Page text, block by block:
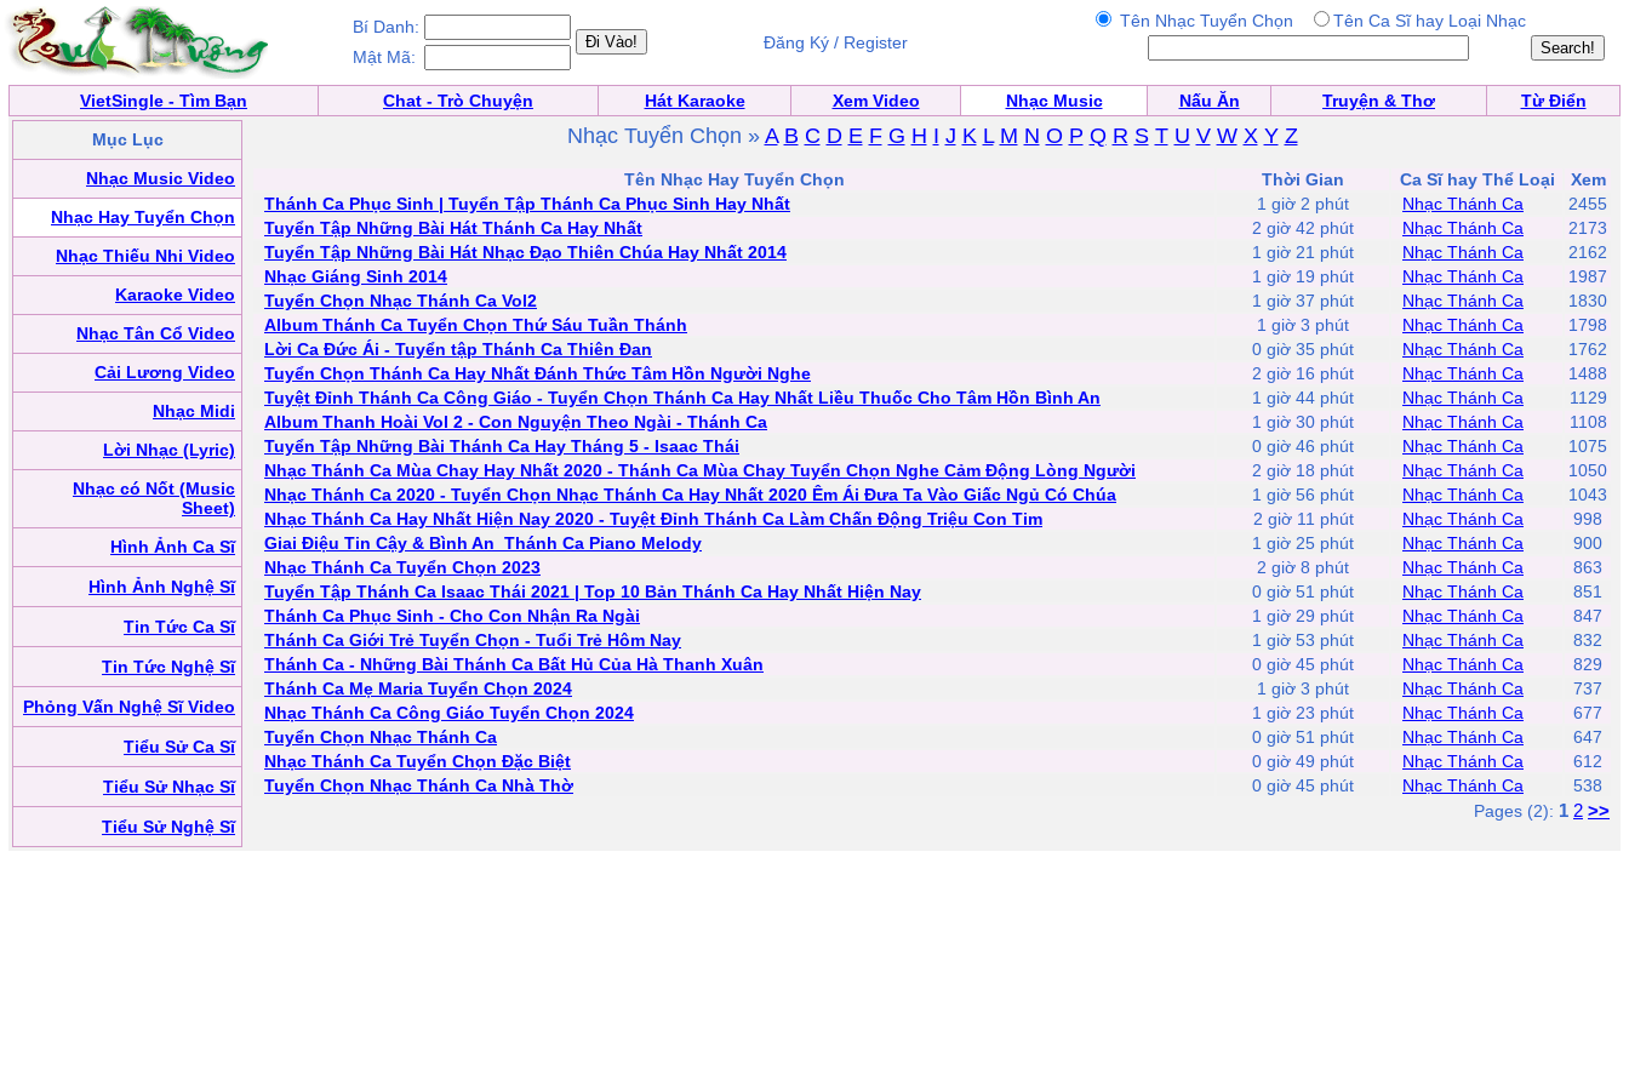
Bí Danh:
Mật Mã:
Đăng Ký / Register
Tên Nhạc Tuyển Chọn Tên Ca Sĩ hay Loại Nhạc
VietSingle - Tìm Bạn Chat - Trò Chuyện Hát Karaoke Xem Video Nhạc Music Nấu Ăn Truyện & Thơ
Từ Điển
Mục Lục
Nhạc Music Video
Nhạc Hay Tuyển Chọn
Nhạc Thiếu Nhi Video
Karaoke Video
Nhạc Tân Cổ Video
Cải Lương Video
Nhạc Midi
Lời Nhạc (Lyric)
Nhạc có Nốt (Music
Sheet)
Hình Ảnh Ca Sĩ
Hình Ảnh Nghệ Sĩ
Tin Tức Ca Sĩ
Tin Tức Nghệ Sĩ
Phỏng Vấn Nghệ Sĩ Video
Tiểu Sử Ca Sĩ
Tiểu Sử Nhạc Sĩ
Tiểu Sử Nghệ Sĩ
Nhạc Tuyển Chọn » A B C D E F G H I J K L M N O P Q R S T U V W X Y Z
Tên Nhạc Hay Tuyển Chọn Thời Gian Ca Sĩ hay Thể Loại
Xem
Thánh Ca Phục Sinh | Tuyển Tập Thánh Ca Phục Sinh Hay Nhất
1 giờ 2 phút Nhạc Thánh Ca
2455
Tuyển Tập Những Bài Hát Thánh Ca Hay Nhất
2 giờ 42 phút Nhạc Thánh Ca
2173
Tuyển Tập Những Bài Hát Nhạc Đạo Thiên Chúa Hay Nhất 2014
1 giờ 21 phút Nhạc Thánh Ca
2162
Nhạc Giáng Sinh 2014
1 giờ 19 phút Nhạc Thánh Ca
1987
Tuyển Chọn Nhạc Thánh Ca Vol2
1 giờ 37 phút Nhạc Thánh Ca
1830
Album Thánh Ca Tuyển Chọn Thứ Sáu Tuần Thánh
1 giờ 3 phút Nhạc Thánh Ca
1798
Lời Ca Đức Ái - Tuyển tập Thánh Ca Thiên Đan
0 giờ 35 phút Nhạc Thánh Ca
1762
Tuyển Chọn Thánh Ca Hay Nhất Đánh Thức Tâm Hồn Người Nghe
2 giờ 16 phút Nhạc Thánh Ca
1488
Tuyệt Đỉnh Thánh Ca Công Giáo - Tuyển Chọn Thánh Ca Hay Nhất Liều Thuốc Cho Tâm Hồn Bình An
1 giờ 44 phút Nhạc Thánh Ca
1129
Album Thanh Hoài Vol 2 - Con Nguyện Theo Ngài - Thánh Ca
1 giờ 30 phút Nhạc Thánh Ca
1108
Tuyển Tập Những Bài Thánh Ca Hay Tháng 5 - Isaac Thái
0 giờ 46 phút Nhạc Thánh Ca
1075
Nhạc Thánh Ca Mùa Chay Hay Nhất 2020 - Thánh Ca Mùa Chay Tuyển Chọn Nghe Cảm Động Lòng Người
2 giờ 18 phút Nhạc Thánh Ca
1050
Nhạc Thánh Ca 2020 - Tuyển Chọn Nhạc Thánh Ca Hay Nhất 2020 Êm Ái Đưa Ta Vào Giấc Ngủ Có Chúa
1 giờ 56 phút Nhạc Thánh Ca
1043
Nhạc Thánh Ca Hay Nhất Hiện Nay 2020 - Tuyệt Đỉnh Thánh Ca Làm Chấn Động Triệu Con Tim
2 giờ 11 phút Nhạc Thánh Ca
998
Giai Điệu Tin Cậy & Bình An_Thánh Ca Piano Melody
1 giờ 25 phút Nhạc Thánh Ca
900
Nhạc Thánh Ca Tuyển Chọn 2023
2 giờ 8 phút Nhạc Thánh Ca
863
Tuyển Tập Thánh Ca Isaac Thái 2021 | Top 10 Bản Thánh Ca Hay Nhất Hiện Nay
0 giờ 51 phút Nhạc Thánh Ca
851
Thánh Ca Phục Sinh - Cho Con Nhận Ra Ngài
1 giờ 29 phút Nhạc Thánh Ca
847
Thánh Ca Giới Trẻ Tuyển Chọn - Tuổi Trẻ Hôm Nay
1 giờ 53 phút Nhạc Thánh Ca
832
Thánh Ca - Những Bài Thánh Ca Bất Hủ Của Hà Thanh Xuân
0 giờ 45 phút Nhạc Thánh Ca
829
Thánh Ca Mẹ Maria Tuyển Chọn 2024
1 giờ 3 phút Nhạc Thánh Ca
737
Nhạc Thánh Ca Công Giáo Tuyển Chọn 2024
1 giờ 23 phút Nhạc Thánh Ca
677
Tuyển Chọn Nhạc Thánh Ca
0 giờ 51 phút Nhạc Thánh Ca
647
Nhạc Thánh Ca Tuyển Chọn Đặc Biệt
0 giờ 49 phút Nhạc Thánh Ca
612
Tuyển Chọn Nhạc Thánh Ca Nhà Thờ
0 giờ 45 phút Nhạc Thánh Ca
538
Pages (2): 1 2 >>